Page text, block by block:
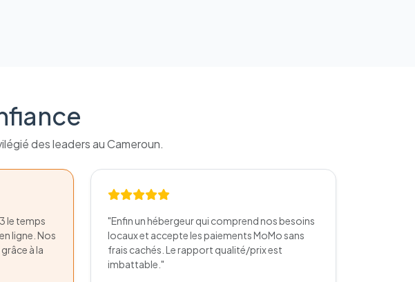
des leaders au Cameroun.
le temps
ligne. Nos
à la
"Enfin un hébergeur qui comprend nos besoins
locaux et accepte les paiements MoMo sans
frais cachés. Le rapport qualité/prix est
imbattable."